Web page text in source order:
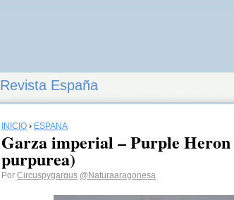
Revista España
INICIO › ESPAÑA
Garza imperial – Purple
purpurea)
Por Circuspygargus @Naturaaragonesa